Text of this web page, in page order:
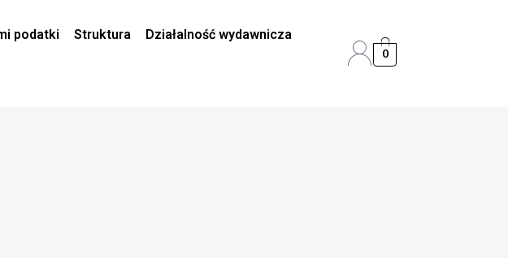
podatki Struktura Działalność wydawnicza
0